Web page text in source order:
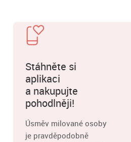
Stáhněte si
aplikaci
a nakupujte
pohodlněji!
Úsměv milované osoby
je pravděpodobně